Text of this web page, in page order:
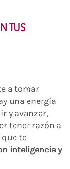
TUS
a tomar
una energía
y avanzar,
tener razón a
que te
inteligencia y